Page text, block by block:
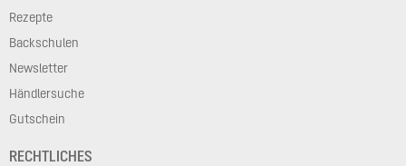
Rezepte
Backschulen
Newsletter
Händlersuche
Gutschein
RECHTLICHES